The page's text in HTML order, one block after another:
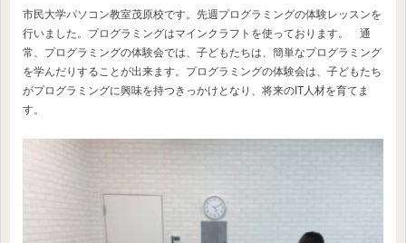
市民大学パソコン教室茂原校です。先週プログラミングの体験レッスンを
行いました。プログラミングはマインクラフトを使っております。 通
常、プログラミングの体験会では、子どもたちは、簡単なプログラミング
を学んだりすることが出来ます。プログラミングの体験会は、子どもたち
がプログラミングに興味を持つきっかけとなり、将来のIT人材を育てま
す。